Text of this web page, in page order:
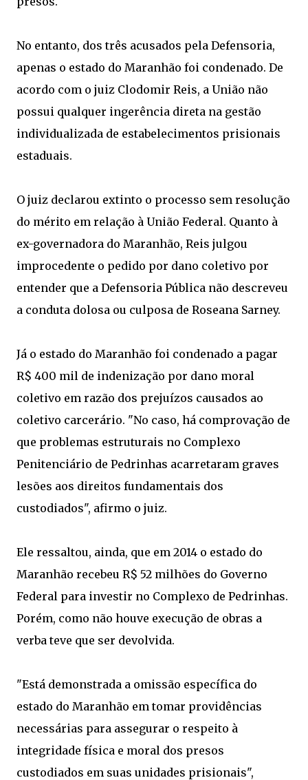
No entanto, dos três acusados pela Defensoria,
apenas o estado do Maranhão foi condenado. De
acordo com o juiz Clodomir Reis, a União não
possui qualquer ingerência direta na gestão
individualizada de estabelecimentos prisionais
estaduais.
O juiz declarou extinto o processo sem resolução
do mérito em relação à União Federal. Quanto à
ex-governadora do Maranhão, Reis julgou
improcedente o pedido por dano coletivo por
entender que a Defensoria Pública não descreveu
a conduta dolosa ou culposa de Roseana Sarney.
Já o estado do Maranhão foi condenado a pagar
R$ 400 mil de indenização por dano moral
coletivo em razão dos prejuízos causados ao
coletivo carcerário. "No caso, há comprovação de
que problemas estruturais no Complexo
Penitenciário de Pedrinhas acarretaram graves
lesões aos direitos fundamentais dos
custodiados", afirmo o juiz.
Ele ressaltou, ainda, que em 2014 o estado do
Maranhão recebeu R$ 52 milhões do Governo
Federal para investir no Complexo de Pedrinhas.
Porém, como não houve execução de obras a
verba teve que ser devolvida.
"Está demonstrada a omissão específica do
estado do Maranhão em tomar providências
necessárias para assegurar o respeito à
integridade física e moral dos presos
custodiados em suas unidades prisionais",